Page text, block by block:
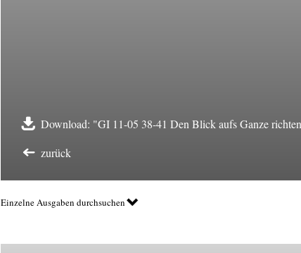
Download: "GI 11-05 38-41 Den Blick aufs Ganze
zurück
Einzelne Ausgaben durchsuchen